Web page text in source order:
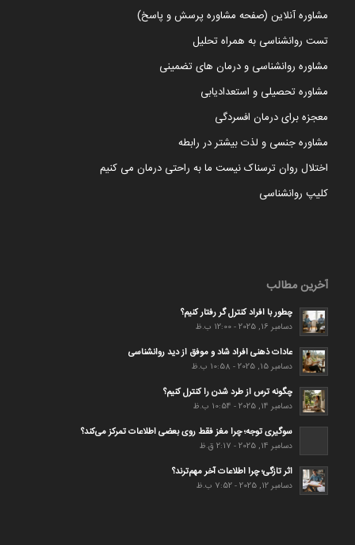
مشاوره آنلاین (صفحه مشاوره پرسش و پاسخ)
تست روانشناسی به همراه تحلیل
مشاوره روانشناسی و درمان های تضمینی
مشاوره تحصیلی و استعدادیابی
معجزه برای درمان افسردگی
مشاوره جنسی و لذت بیشتر در رابطه
اختلال روان ترسناک نیست ما به راحتی درمان می کنیم
کلیپ روانشناسی
آخرین مطالب
چطور با افراد کنترل گر رفتار کنیم؟
دسامبر 16, 2025 - 12:00 ب.ظ
عادات ذهنی افراد شاد و موفق از دید روانشناسی
دسامبر 15, 2025 - 10:58 ب.ظ
چگونه ترس از طرد شدن را کنترل کنیم؟
دسامبر 14, 2025 - 10:54 ب.ظ
سوگیری توجه؛ چرا مغز فقط روی بعضی اطلاعات تمرکز می‌کند؟
دسامبر 14, 2025 - 2:17 ق.ظ
اثر تازگی؛ چرا اطلاعات آخر مهم‌ترند؟
دسامبر 12, 2025 - 7:52 ب.ظ